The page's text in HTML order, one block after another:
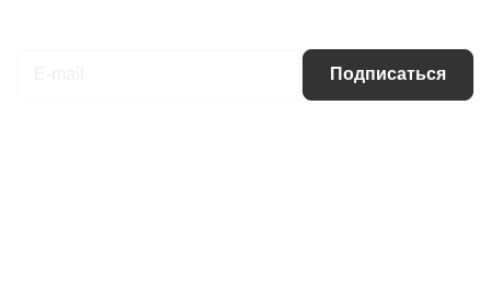
Подписаться